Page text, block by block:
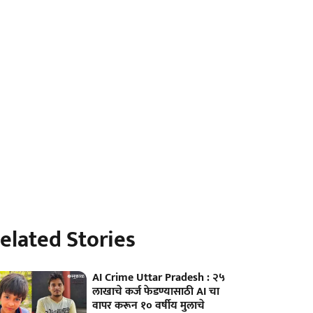
Stories
AI Crime Uttar Pradesh : २५
लाखाचे कर्ज फेडण्यासाठी AI चा
वापर करून १० वर्षीय मुलाचे